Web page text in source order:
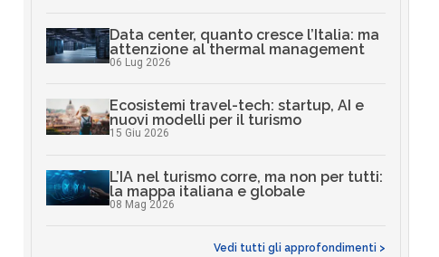
Data center, quanto cresce l’Italia: ma
attenzione al thermal management
06 Lug 2026
Ecosistemi travel-tech: startup, AI e
nuovi modelli per il turismo
15 Giu 2026
L’IA nel turismo corre, ma non per tutti:
la mappa italiana e globale
08 Mag 2026
Vedi tutti gli approfondimenti >